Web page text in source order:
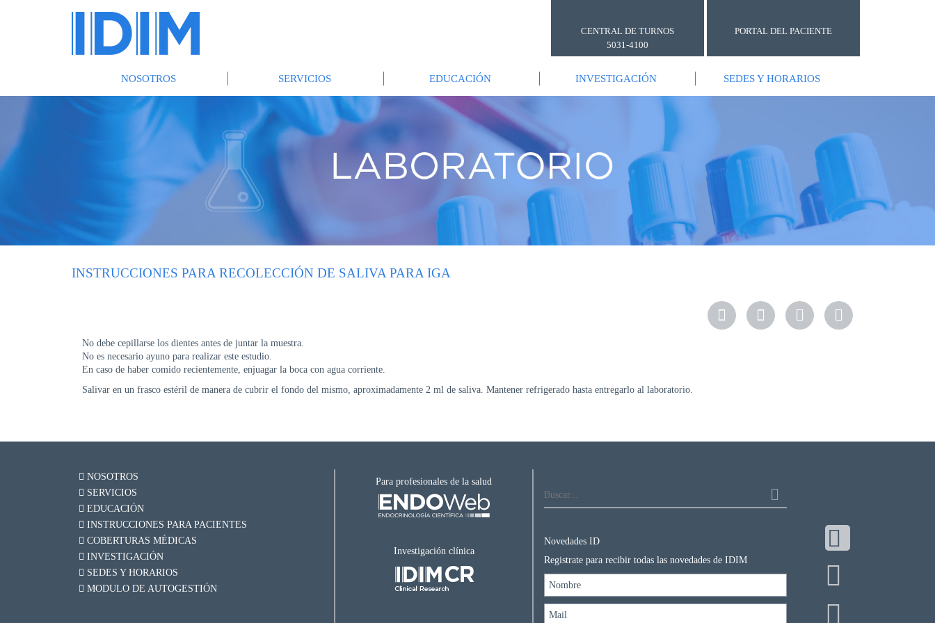
CENTRAL DE TURNOS
5031-4100
PORTAL DEL PACIENTE
NOSOTROS SERVICIOS EDUCACIÓN INVESTIGACIÓN SEDES Y HORARIOS
INSTRUCCIONES PARA RECOLECCIÓN DE SALIVA PARA IGA
No debe cepillarse los dientes antes de juntar la muestra.
No es necesario ayuno para realizar este estudio.
En caso de haber comido recientemente, enjuagar la boca con agua corriente.
Salivar en un frasco estéril de manera de cubrir el fondo del mismo, aproximadamente 2 ml de saliva. Mantener refrigerado hasta entregarlo al laboratorio.
NOSOTROS
SERVICIOS
EDUCACIÓN
INSTRUCCIONES PARA PACIENTES
COBERTURAS MÉDICAS
INVESTIGACIÓN
SEDES Y HORARIOS
MODULO DE AUTOGESTIÓN
Para profesionales de la salud
Investigación clínica
Novedades ID
Registrate para recibir todas las novedades de IDIM